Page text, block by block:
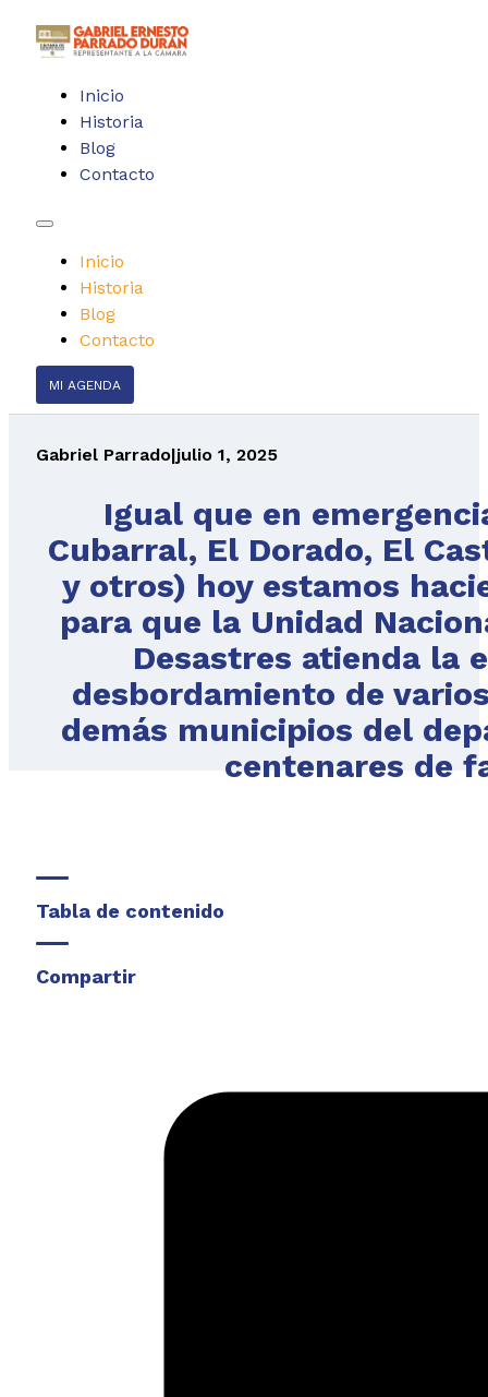
Inicio
Historia
Blog
Contacto
Inicio
Historia
Blog
Contacto
MI AGENDA
Gabriel Parrado|julio 1, 2025
Igual que en
Cubarral, El Dorado, El
y otros) hoy estamos
para que la Unidad
Desastres atienda la
desbordamiento de
demás municipios del
centenares de
Tabla de contenido
Compartir